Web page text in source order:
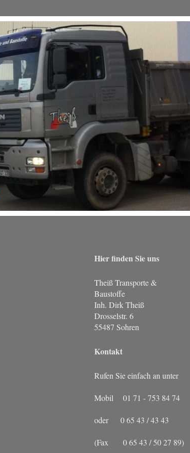
Hier finden Sie uns
Theiß Transporte &
Baustoffe
Inh. Dirk Theiß
Drosselstr. 6
55487 Sohren
Kontakt
Rufen Sie einfach an unter
Mobil 01 71 - 753 84 74
oder 0 65 43 / 43 43
(Fax 0 65 43 / 50 27 89)